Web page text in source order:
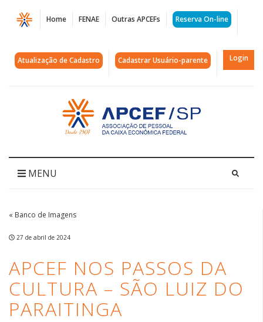
Página
APCEF
nos
Cultura
São
do
Paraitinga
|
APCEF/SP
Home FENAE Outras APCEFs Reserva On-line
Atualização de Cadastro Cadastrar Usuário-parente Login
Acessar
página
inicial
MENU
« Banco de Imagens
27 de abril de 2024
APCEF NOS PASSOS DA
CULTURA – SÃO LUIZ DO
PARAITINGA